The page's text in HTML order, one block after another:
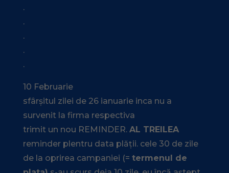
.
.
.
.
.
10 Februarie
sfârșitul zilei de 26 ianuarie inca nu a
survenit la firma respectiva
trimit un nou REMINDER. AL TREILEA
reminder plentru data plății. cele 30 de zile
de la oprirea campaniei (= termenul de